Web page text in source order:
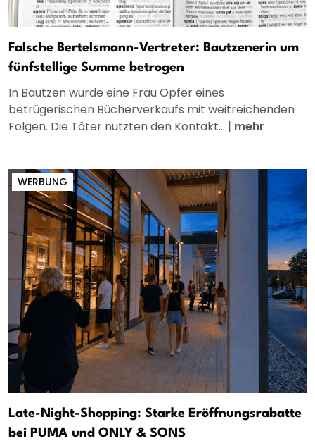
Falsche Bertelsmann-Vertreter: Bautzenerin um
fünfstellige Summe betrogen
In Bautzen wurde eine Frau Opfer eines
betrügerischen Bücherverkaufs mit weitreichenden
Folgen. Die Täter nutzten den Kontakt... | mehr
WERBUNG
Late-Night-Shopping: Starke Eröffnungsrabatte
bei PUMA und ONLY & SONS